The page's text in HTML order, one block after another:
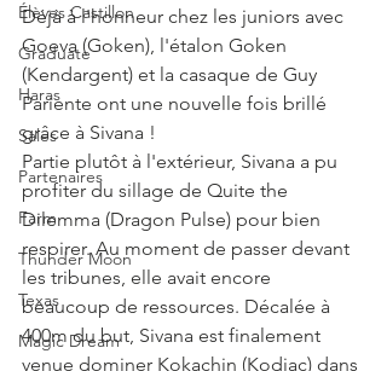
Élèves Castillon
Graduate
Haras
Sales
Partenaires
Farm
Thunder Moon
Texas
Magic Dream
Déjà à l'honneur chez les juniors avec
Goeva (Goken), l'étalon Goken
(Kendargent) et la casaque de Guy
Pariente ont une nouvelle fois brillé
grâce à Sivana !
Partie plutôt à l'extérieur, Sivana a pu
profiter du sillage de Quite the
Dilemma (Dragon Pulse) pour bien
respirer. Au moment de passer devant
les tribunes, elle avait encore
beaucoup de ressources. Décalée à
400m du but, Sivana est finalement
venue dominer Kokachin (Kodiac) dans